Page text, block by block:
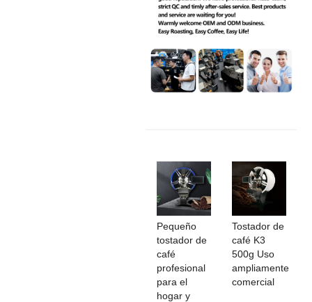
Pequeño
tostador de
café
profesional
para el
hogar y
Tostador de
café K3
500g Uso
ampliamente
comercial